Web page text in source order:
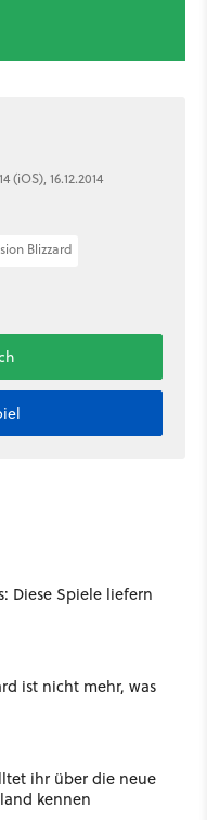
(iOS), 16.12.2014
Blizzard
Diese Spiele liefern
ist nicht mehr, was
ihr über die neue
kennen